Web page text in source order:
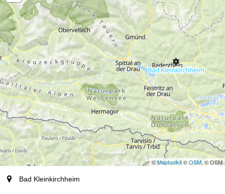
©Maptoolkit©OSM, © OSM
DestinoBad Kleinkirchheim